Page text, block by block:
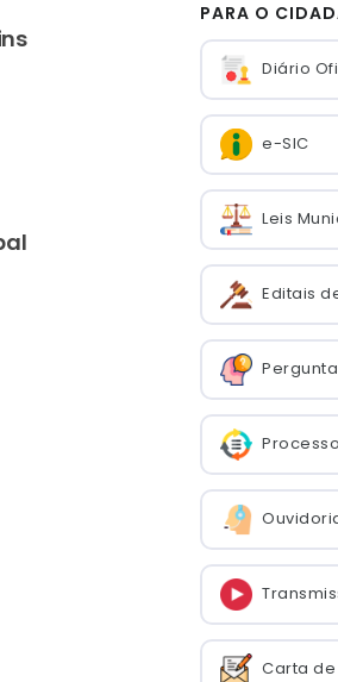
PARA O
Diário
e-SIC
Leis
Editais
Carta